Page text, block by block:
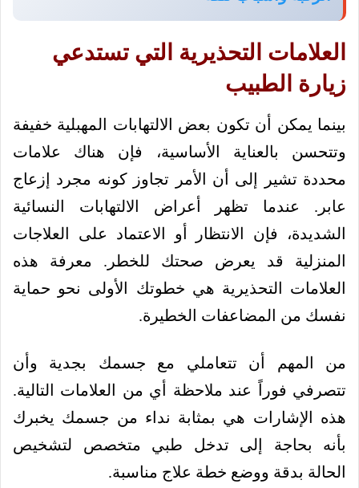
العلامات التحذيرية التي تستدعي
زيارة الطبيب
بينما يمكن أن تكون بعض الالتهابات المهبلية خفيفة
وتتحسن بالعناية الأساسية، فإن هناك علامات
محددة تشير إلى أن الأمر تجاوز كونه مجرد إزعاج
عابر. عندما تظهر أعراض الالتهابات النسائية
الشديدة، فإن الانتظار أو الاعتماد على العلاجات
المنزلية قد يعرض صحتك للخطر. معرفة هذه
العلامات التحذيرية هي خطوتك الأولى نحو حماية
نفسك من المضاعفات الخطيرة.
من المهم أن تتعاملي مع جسمك بجدية وأن
تتصرفي فوراً عند ملاحظة أي من العلامات التالية.
هذه الإشارات هي بمثابة نداء من جسمك يخبرك
بأنه بحاجة إلى تدخل طبي متخصص لتشخيص
الحالة بدقة ووضع خطة علاج مناسبة.